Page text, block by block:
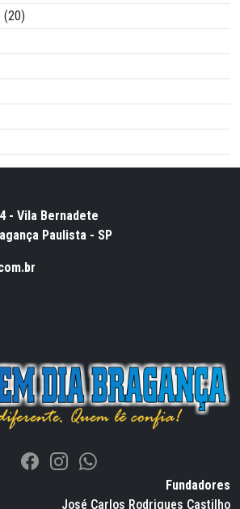
(20)
- Vila Bernadete
Paulista - SP
Fundadores
José Carlos Rodrigues Castilho